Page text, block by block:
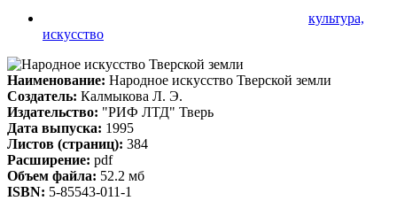
культура,
искусство
Наименование: Народное искусство Тверской земли
Создатель: Калмыкова Л. Э.
Издательство: "РИФ ЛТД" Тверь
Дата выпуска: 1995
Листов (страниц): 384
Расширение: pdf
Объем файла: 52.2 мб
ISBN: 5-85543-011-1